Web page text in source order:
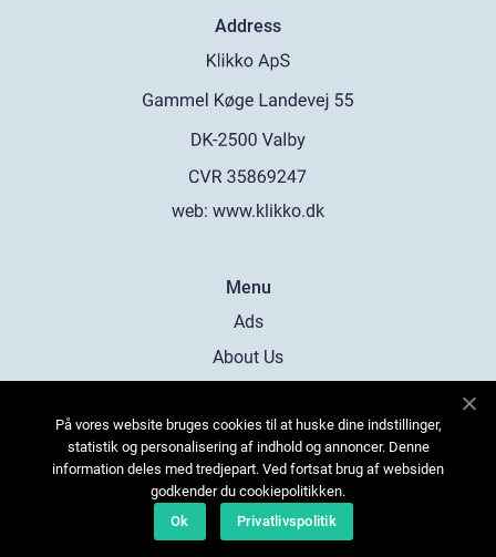
Address
web: www.klikko.dk
Menu
Ads
About Us
Contact
Sitemap
På vores website bruges cookies til at huske dine indstillinger,
statistik og personalisering af indhold og annoncer. Denne
information deles med tredjepart. Ved fortsat brug af websiden
godkender du cookiepolitikken.
Ok
Privatlivspolitik